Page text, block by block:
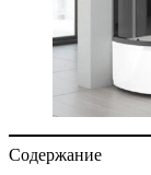
Содержание